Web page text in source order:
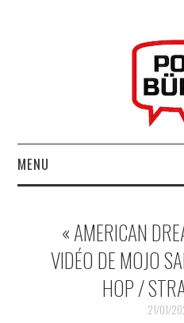
MENU
MUSIQUESACTUELLES.NET
GABBA GABBA HEY !
« AMERICAN
VIDÉO DE MOJO
HOP /
21/01/